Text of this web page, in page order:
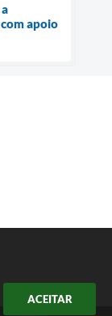
ACEITAR
apoio